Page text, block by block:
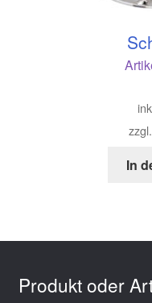
zzgl.
In
Produkt oder